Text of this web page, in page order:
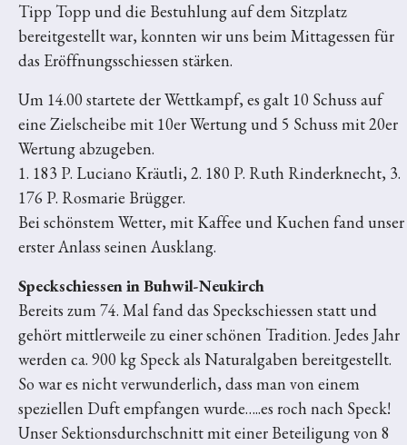
Tipp Topp und die Bestuhlung auf dem Sitzplatz
bereitgestellt war, konnten wir uns beim Mittagessen für
das Eröffnungsschiessen stärken.
Um 14.00 startete der Wettkampf, es galt 10 Schuss auf
eine Zielscheibe mit 10er Wertung und 5 Schuss mit 20er
Wertung abzugeben.
1. 183 P. Luciano Kräutli, 2. 180 P. Ruth Rinderknecht, 3.
176 P. Rosmarie Brügger.
Bei schönstem Wetter, mit Kaffee und Kuchen fand unser
erster Anlass seinen Ausklang.
Speckschiessen in Buhwil-Neukirch
Bereits zum 74. Mal fand das Speckschiessen statt und
gehört mittlerweile zu einer schönen Tradition. Jedes Jahr
werden ca. 900 kg Speck als Naturalgaben bereitgestellt.
So war es nicht verwunderlich, dass man von einem
speziellen Duft empfangen wurde…..es roch nach Speck!
Unser Sektionsdurchschnitt mit einer Beteiligung von 8